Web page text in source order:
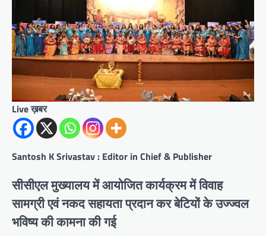
Live ख़बर
Santosh K Srivastav : Editor in Chief & Publisher
सीसीएल मुख्यालय में आयोजित कार्यक्रम में विवाह
सामग्री एवं नकद सहायता प्रदान कर बेटियों के उज्ज्वल
भविष्य की कामना की गई